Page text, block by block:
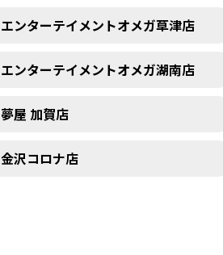
エンターテイメントオメガ草津店
エンターテイメントオメガ湖南店
夢屋 加賀店
金沢コロナ店